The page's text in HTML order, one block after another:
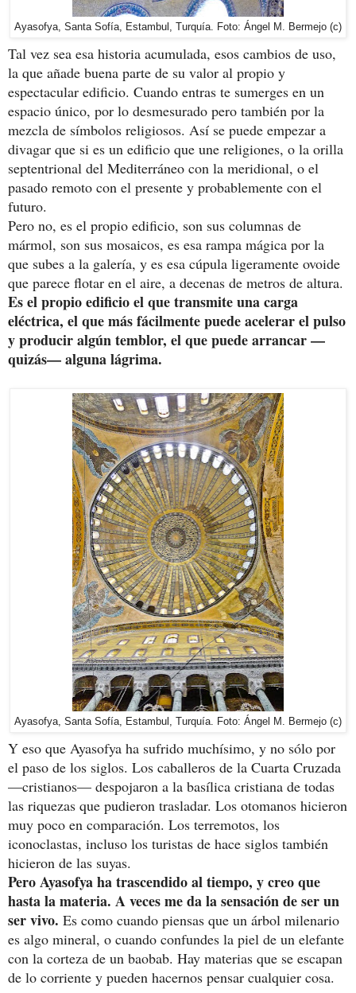
Ayasofya, Santa Sofía, Estambul, Turquía. Foto: Ángel M. Bermejo (c)
Tal vez sea esa historia acumulada, esos cambios de uso,
la que añade buena parte de su valor al propio y
espectacular edificio. Cuando entras te sumerges en un
espacio único, por lo desmesurado pero también por la
mezcla de símbolos religiosos. Así se puede empezar a
divagar que si es un edificio que une religiones, o la orilla
septentrional del Mediterráneo con la meridional, o el
pasado remoto con el presente y probablemente con el
futuro.
Pero no, es el propio edificio, son sus columnas de
mármol, son sus mosaicos, es esa rampa mágica por la
que subes a la galería, y es esa cúpula ligeramente ovoide
que parece flotar en el aire, a decenas de metros de altura.
Es el propio edificio el que transmite una carga
eléctrica, el que más fácilmente puede acelerar el pulso
y producir algún temblor, el que puede arrancar —
quizás— alguna lágrima.
Ayasofya, Santa Sofía, Estambul, Turquía. Foto: Ángel M. Bermejo (c)
Y eso que Ayasofya ha sufrido muchísimo, y no sólo por
el paso de los siglos. Los caballeros de la Cuarta Cruzada
—cristianos— despojaron a la basílica cristiana de todas
las riquezas que pudieron trasladar. Los otomanos hicieron
muy poco en comparación. Los terremotos, los
iconoclastas, incluso los turistas de hace siglos también
hicieron de las suyas.
Pero Ayasofya ha trascendido al tiempo, y creo que
hasta la materia. A veces me da la sensación de ser un
ser vivo. Es como cuando piensas que un árbol milenario
es algo mineral, o cuando confundes la piel de un elefante
con la corteza de un baobab. Hay materias que se escapan
de lo corriente y pueden hacernos pensar cualquier cosa.